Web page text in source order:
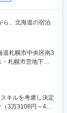
ら、北海道の宿泊
道札幌市中央区南3
札幌市営地下鉄
下鉄各線「大通
キルを考慮し決定
3万3108円～4万